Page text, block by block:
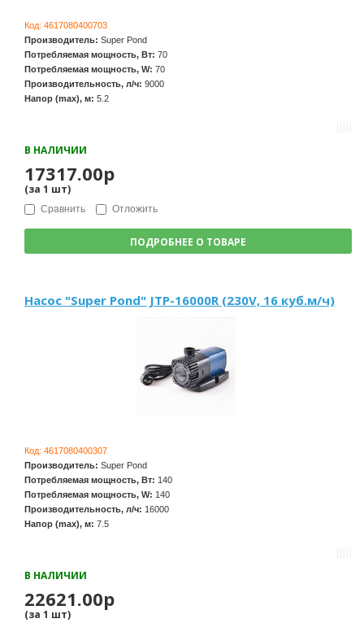
Код: 4617080400703
Производитель: Super Pond
Потребляемая мощность, Вт: 70
Потребляемая мощность, W: 70
Производительность, л/ч: 9000
Напор (max), м: 5.2
В НАЛИЧИИ
17317.00р
(за 1 шт)
Сравнить Отложить
ПОДРОБНЕЕ О ТОВАРЕ
Насос "Super Pond" JTP-16000R (230V, 16 куб.м/ч)
Код: 4617080400307
Производитель: Super Pond
Потребляемая мощность, Вт: 140
Потребляемая мощность, W: 140
Производительность, л/ч: 16000
Напор (max), м: 7.5
В НАЛИЧИИ
22621.00р
(за 1 шт)